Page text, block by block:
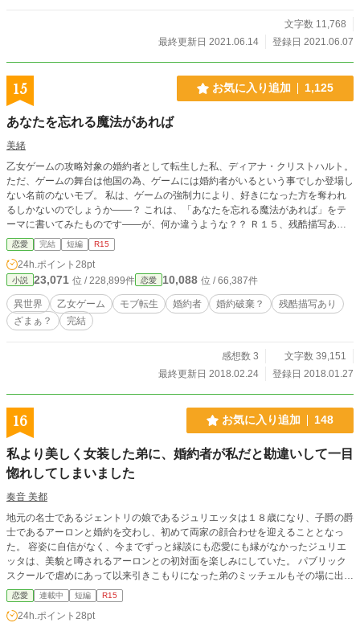
のを一応お知らせ代わりにアップ。けど内容的にアレだからこれこそいじっとけ
出中です。見直しもあまり出来ないのでいつも以上に誤字脱字等も多いです。ご
了承下さい。
文字数 11,768
最終更新日 2021.06.14
登録日 2021.06.07
15 お気に入り追加 1,125
あなたを忘れる魔法があれば
美緒
乙女ゲームの攻略対象の婚約者として転生した私、ディアナ・クリストハルト。
ただ、ゲームの舞台は他国の為、ゲームには婚約者がいるという事でしか登場し
ない名前のないモブ。 私は、ゲームの強制力により、好きになった方を奪われ
るしかないのでしょうか――？ これは、「あなたを忘れる魔法があれば」をテ
ーマに書いてみたものです――が、何か違うような？？ Ｒ１５、残酷描写あり
は保険。乙女ゲーム要素も空気に近いです。 ※小説家になろう、カクヨムにも
掲載してます
恋愛 完結 短編 R15
24h.ポイント 28pt
小説 23,071 位 / 228,899件 恋愛 10,088 位 / 66,387件
異世界 乙女ゲーム モブ転生 婚約者 婚約破棄？
残酷描写あり
ざまぁ？
完結
感想数 3
文字数 39,151
最終更新日 2018.02.24
登録日 2018.01.27
16 お気に入り追加 148
私より美しく女装した弟に、婚約者が私だと勘違いして一目
惚れしてしまいました
奏音 美都
地元の名士であるジェントリの娘であるジュリエッタは１８歳になり、子爵の爵
士であるアーロンと婚約を交わし、初めて両家の顔合わせを迎えることとなっ
た。 容姿に自信がなく、今までずっと縁談にも恋愛にも縁がなかったジュリエ
ッタは、美貌と噂されるアーロンとの初対面を楽しみにしていた。 パブリック
スクールで虐めにあって以来引きこもりになった弟のミッチェルもその場に出る
ことになっていたのだが、あろうことか彼は女装して登場した。 そして、あろ
うことかアーロンはミッチェルを婚約者だと勘違いし、一目惚れしてしまうので
あった。
恋愛 連載中 短編 R15
24h.ポイント 28pt